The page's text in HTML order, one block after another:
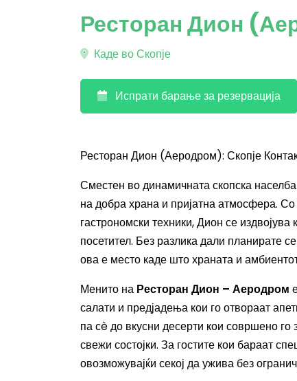
Ресторан Дион
Каде во Скопје
Испрати барање за резервација
Ресторан Дион (Аеродром): Скопје
Сместен во динамичната скопска населба
на добра храна и пријатна атмосфера.
гастрономски техники, Дион се издвојува
посетител. Без разлика дали планирате
ова е место каде што храната и
Менито на Ресторан Дион – Аеродром
салати и предјадења кои го отвораат
па сè до вкусни десерти кои совршено го
свежи состојки. За гостите кои бараат
овозможувајќи секој да ужива без